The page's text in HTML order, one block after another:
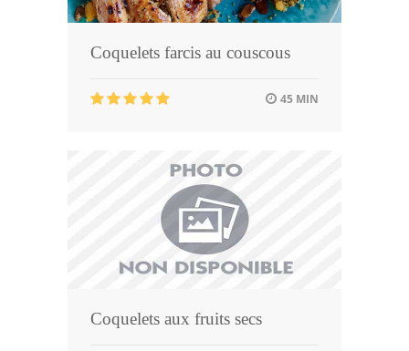
Coquelets farcis au couscous
45 MIN
Coquelets aux fruits secs